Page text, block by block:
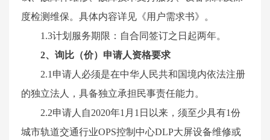
度检测维保。 具体内容详见《用户需求书》。
1.3计划服务期限：自合同签订之日起两年。
2、 询比（价）申请人资格要求
2.1申请人必须是在中华人民共和国境内依法注册
的独立法人，具备独立承担民事责任能力。
2.2申请人自2020年1月1日以来，须至少具有1份
城市轨道交通行业OPS控制中心DLP大屏设备维修或